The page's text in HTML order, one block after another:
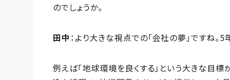
のでしょうか。
田中 ：より大きな視点での「会社の夢」ですね。
例えば「地球環境を良くする」という大きな目